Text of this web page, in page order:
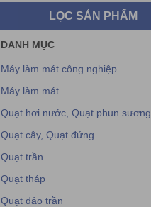
LỌC SẢN PHẨM
DANH MỤC
Máy làm mát công nghiệp
Máy làm mát
Quạt hơi nước, Quạt phun sương
Quạt cây, Quạt đứng
Quạt trần
Quạt tháp
Quạt đảo trần